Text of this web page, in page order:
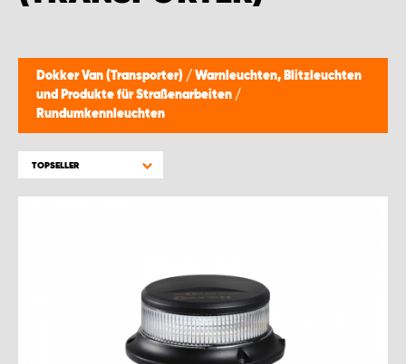
Dokker Van (Transporter) / Warnleuchten, Blitzleuchten
und Produkte für Straßenarbeiten /
Rundumkennleuchten
TOPSELLER
WORK SYSTEM BRÜSSEL
WORK SYSTEM LIMBURG-KEMPEN
WORK SYSTEM NAMEN